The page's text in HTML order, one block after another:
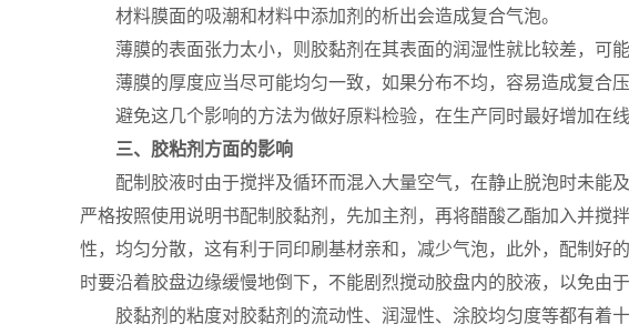
材料膜面的吸潮和材料中添加剂的析出会造成复合气泡。
薄膜的表面张力太小，则胶黏剂在其表面的润湿性就比较差，可
薄膜的厚度应当尽可能均匀一致，如果分布不均，容易造成复合
避免这几个影响的方法为做好原料检验，在生产同时最好增加在线
三、胶粘剂方面的影响
配制胶液时由于搅拌及循环而混入大量空气，在静止脱泡时未能
严格按照使用说明书配制胶黏剂，先加主剂，再将醋酸乙酯加入并搅
性，均匀分散，这有利于同印刷基材亲和，减少气泡，此外，配制好
时要沿着胶盘边缘缓慢地倒下，不能剧烈搅动胶盘内的胶液，以免由
胶黏剂的粘度对胶黏剂的流动性、润湿性、涂胶均匀度等都有着